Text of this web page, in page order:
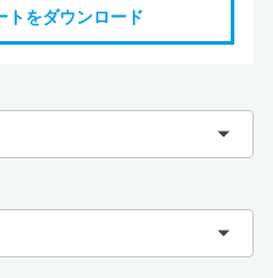
トをダウンロード